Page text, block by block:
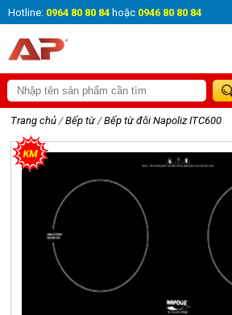
Hotline: 0964 80 80 84 hoặc 0946 80 80 84
Trang chủ / Bếp từ / Bếp từ đôi Napoliz ITC600